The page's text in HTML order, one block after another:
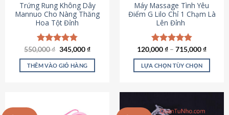
Trứng Rung Không Dây
Mannuo Cho Nàng Thăng
Hoa Tột Đỉnh
Được xếp
hạng4.81
5 sao
550,000₫ Giá
là:
550,000 ₫.
345,000₫Giá
tại
THÊM VÀO GIỎ HÀNG
Máy Massage Tình Yêu
Điểm G Lilo Chỉ 1 Chạm Là
Lên Đỉnh
Được xếp
hạng4.85
5 sao
120,000₫ – 715,000₫
LỰA CHỌN TÙY CHỌN
có